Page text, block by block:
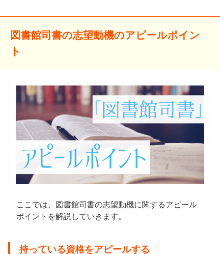
図書館司書の志望動機のアピールポイン
ト
ここでは、図書館司書の志望動機に関するアピール
ポイントを解説していきます。
持っている資格をアピールする